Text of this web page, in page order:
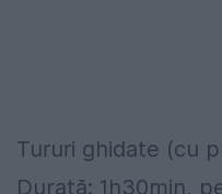
Tururi ghidate (cu
Durată: 1h30min,